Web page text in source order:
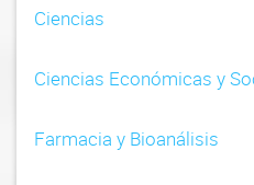
n
Ciencias
Ciencias Económicas y
Farmacia y Bioanálisis